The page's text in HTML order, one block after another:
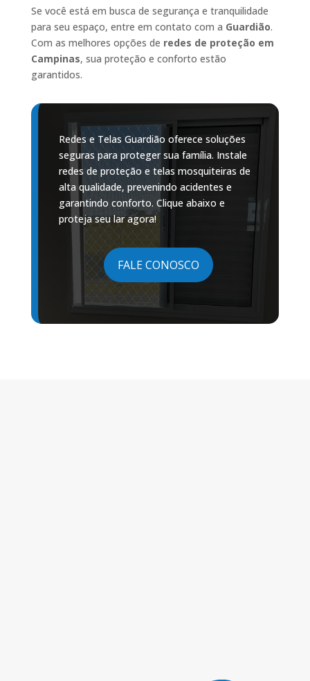
Se você está em busca de segurança e tranquilidade
para seu espaço, entre em contato com a Guardião.
Com as melhores opções de redes de proteção em
Campinas, sua proteção e conforto estão
garantidos.
Redes e Telas Guardião oferece soluções
seguras para proteger sua família. Instale
redes de proteção e telas mosquiteiras de
alta qualidade, prevenindo acidentes e
garantindo conforto. Clique abaixo e
proteja seu lar agora!
FALE CONOSCO